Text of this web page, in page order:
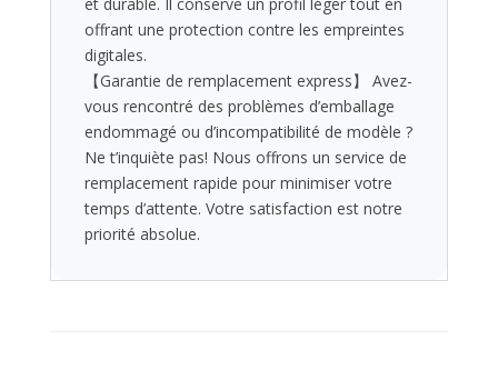
et durable. Il conserve un profil léger tout en
offrant une protection contre les empreintes
digitales.
【Garantie de remplacement express】 Avez-
vous rencontré des problèmes d’emballage
endommagé ou d’incompatibilité de modèle ?
Ne t’inquiète pas! Nous offrons un service de
remplacement rapide pour minimiser votre
temps d’attente. Votre satisfaction est notre
priorité absolue.